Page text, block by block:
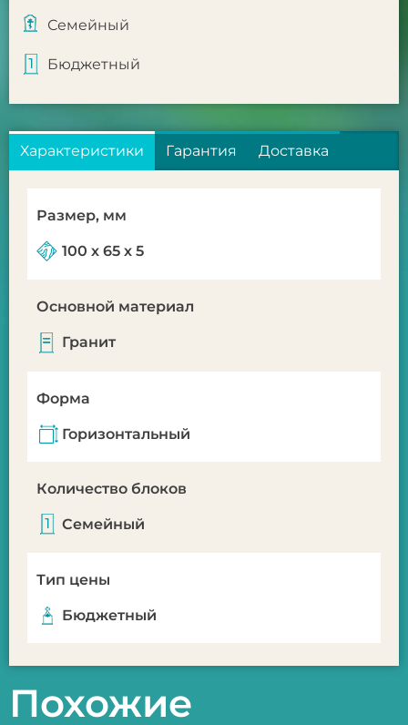
Семейный
Бюджетный
Характеристики Гарантия Доставка
Размер, мм
100 х 65 х 5
Основной материал
Гранит
Форма
Горизонтальный
Количество блоков
Семейный
Тип цены
Бюджетный
Похожие